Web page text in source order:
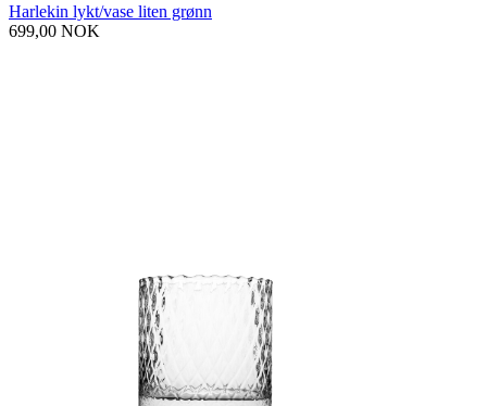
Harlekin lykt/vase liten grønn
699,00 NOK